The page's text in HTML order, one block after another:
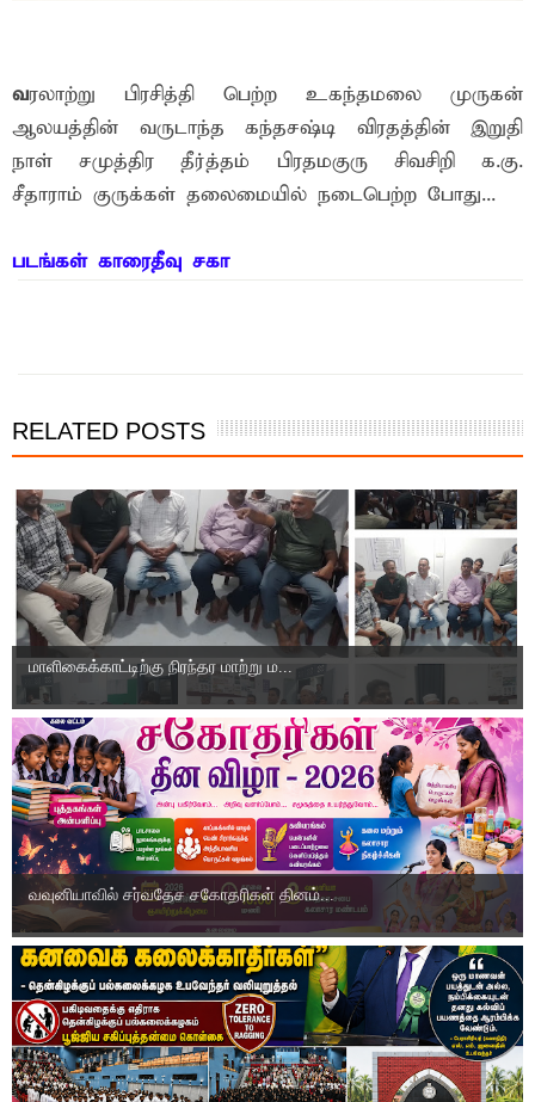
வரலாற்று பிரசித்தி பெற்ற உகந்தமலை முருகன்
ஆலயத்தின் வருடாந்த கந்தசஷ்டி விரதத்தின் இறுதி
நாள் சமுத்திர தீர்த்தம் பிரதமகுரு சிவசிறி க.கு.
சீதாராம் குருக்கள் தலைமையில் நடைபெற்ற போது...
படங்கள் காரைதீவு சகா
RELATED POSTS
மாளிகைக்காட்டிற்கு நிரந்தர மாற்று ம...
வவுனியாவில் சர்வதேச சகோதரிகள் தினம்...